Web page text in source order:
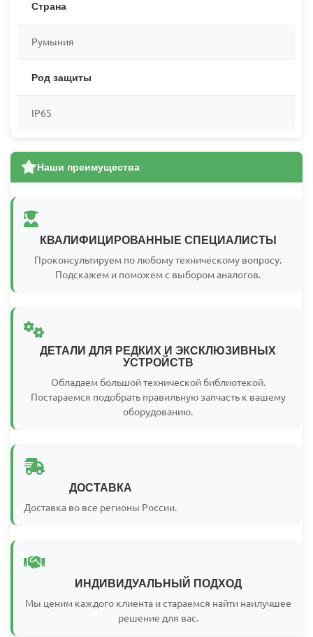
Страна
Румыния
Род защиты
IP65
Наши преимущества
КВАЛИФИЦИРОВАННЫЕ СПЕЦИАЛИСТЫ
Проконсультируем по любому техническому вопросу.
Подскажем и поможем с выбором аналогов.
ДЕТАЛИ ДЛЯ РЕДКИХ И ЭКСКЛЮЗИВНЫХ
УСТРОЙСТВ
Обладаем большой технической библиотекой.
Постараемся подобрать правильную запчасть к вашему
оборудованию.
ДОСТАВКА
Доставка во все регионы России.
ИНДИВИДУАЛЬНЫЙ ПОДХОД
Мы ценим каждого клиента и стараемся найти наилучшее
решение для вас.